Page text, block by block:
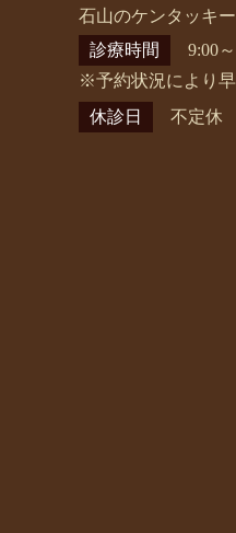
石山のケンタッキ
診療時間
9:00
※予約状況により
休診日
不定休